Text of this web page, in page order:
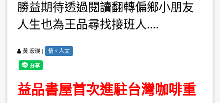
勝益期待透過閱讀翻轉偏鄉小朋友
人生也為王品尋找接班人....
黃 宏璣 | 情。人文
益品書屋首次進駐台灣咖啡重